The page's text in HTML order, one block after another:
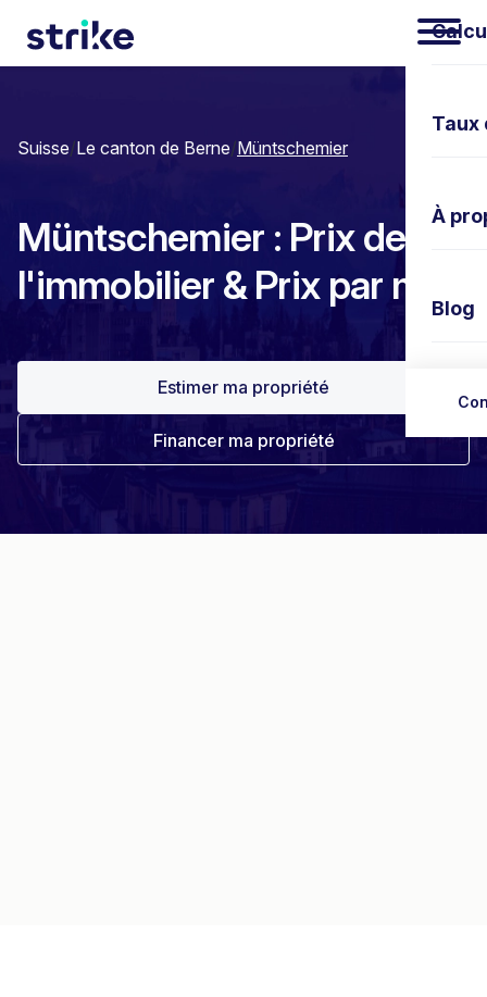
À
Blog
Suisse/Le canton de Berne/Müntschemier
Müntschemier : Prix de
l'immobilier & Prix par m²
Estimer ma propriété
Financer ma propriété